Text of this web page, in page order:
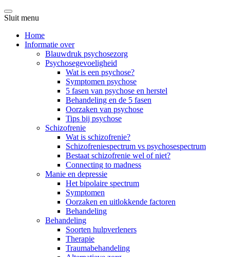
Sluit menu
Home
Informatie over
Blauwdruk psychosezorg
Psychosegevoeligheid
Wat is een psychose?
Symptomen psychose
5 fasen van psychose en herstel
Behandeling en de 5 fasen
Oorzaken van psychose
Tips bij psychose
Schizofrenie
Wat is schizofrenie?
Schizofreniespectrum vs psychosespectrum
Bestaat schizofrenie wel of niet?
Connecting to madness
Manie en depressie
Het bipolaire spectrum
Symptomen
Oorzaken en uitlokkende factoren
Behandeling
Behandeling
Soorten hulpverleners
Therapie
Traumabehandeling